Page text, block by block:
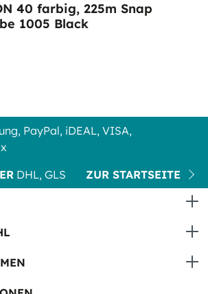
40 farbig, 225m Snap
- Farbe 1005 Black
PayPal, iDEAL, VISA,
DHL, GLS
ZUR STARTSEITE